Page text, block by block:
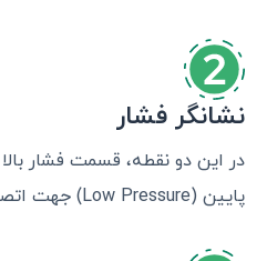
نشانگر فشار
پایین (Low Pressure) جهت اتصال صحیح مشخص می‌شود.